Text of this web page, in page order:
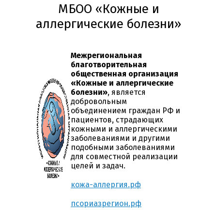
МБОО «Кожные и
аллергические болезни»
Межрегиональная
благотворительная
общественная организация
«Кожные и аллергические
болезни», является
добровольным
объединением граждан РФ и
пациентов, страдающих
кожными и аллергическими
заболеваниями и другими
подобными заболеваниями
для совместной реализации
целей и задач.
кожа-аллергия.рф
псориазрегион.рф